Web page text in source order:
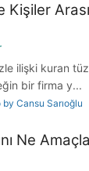
Kişiler
ilişki kuran
bir firma y...
Cansu Sarıoğlu
Ne